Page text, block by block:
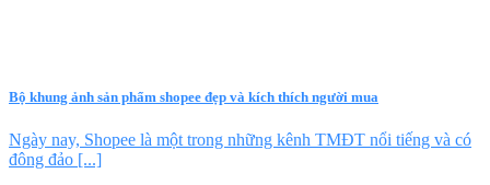
Bộ khung ảnh sản phẩm shopee đẹp và kích thích người mua
Ngày nay, Shopee là một trong những kênh TMĐT nổi tiếng và có
đông đảo [...]